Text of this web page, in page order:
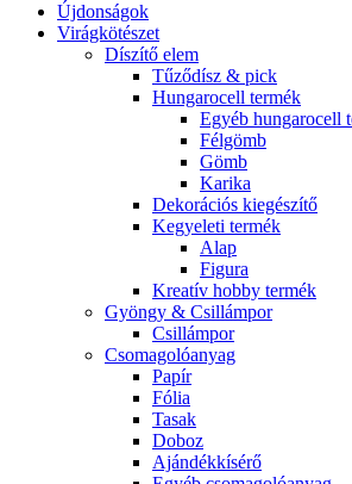
Újdonságok
Virágkötészet
Díszítő elem
Tűződísz & pick
Hungarocell termék
Egyéb hungarocell
Félgömb
Gömb
Karika
Dekorációs kiegészítő
Kegyeleti termék
Alap
Figura
Kreatív hobby termék
Gyöngy & Csillámpor
Csillámpor
Csomagolóanyag
Papír
Fólia
Tasak
Doboz
Ajándékkísérő